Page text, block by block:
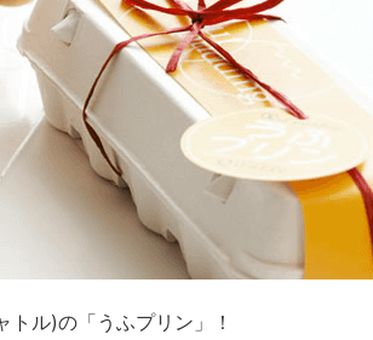
ル)の「うふプリン」！